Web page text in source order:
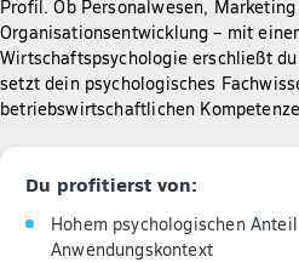
Profil. Ob Personalwesen,
Organisationsentwicklung – mit
Wirtschaftspsychologie erschließt
setzt dein psychologisches
betriebswirtschaftlichen
Du profitierst von:
Hohem psychologischen
Anwendungskontext